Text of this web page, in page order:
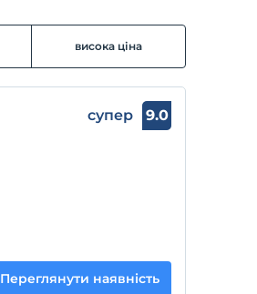
висока ціна
супер 9.0
Переглянути наявність